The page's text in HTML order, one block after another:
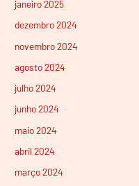
janeiro 2025
dezembro 2024
novembro 2024
agosto 2024
julho 2024
junho 2024
maio 2024
abril 2024
março 2024